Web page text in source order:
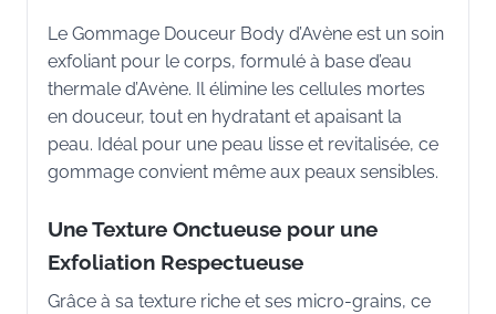
Le Gommage Douceur Body d’Avène est un soin
exfoliant pour le corps, formulé à base d’eau
thermale d’Avène. Il élimine les cellules mortes
en douceur, tout en hydratant et apaisant la
peau. Idéal pour une peau lisse et revitalisée, ce
gommage convient même aux peaux sensibles.
Une Texture Onctueuse pour une
Exfoliation Respectueuse
Grâce à sa texture riche et ses micro-grains, ce